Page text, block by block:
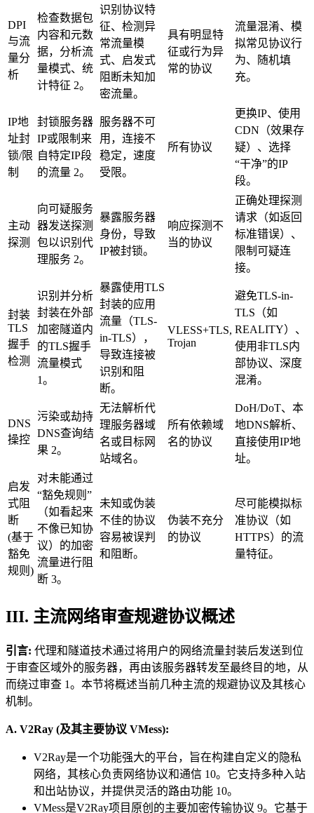
DPI
与流
量分
析
检查数据包
内容和元数
据，分析流
量模式、统
计特征 2。
识别协议特
征、检测异
常流量模
式、启发式
阻断未知加
密流量。
具有明显特
征或行为异
常的协议
流量混淆、模
拟常见协议行
为、随机填
充。
IP地
址封
锁/限
制
封锁服务器
IP或限制来
自特定IP段
的流量 2。
服务器不可
用，连接不
稳定，速度
受限。
所有协议
更换IP、使用
CDN（效果存
疑）、选择
“干净”的IP
段。
主动
探测
向可疑服务
器发送探测
包以识别代
理服务 2。
暴露服务器
身份，导致
IP被封锁。
响应探测不
当的协议
正确处理探测
请求（如返回
标准错误）、
限制可疑连
接。
封装
TLS
握手
检测
识别并分析
封装在外部
加密隧道内
的TLS握手
流量模式
1。
暴露使用TLS
封装的应用
流量（TLS-
in-TLS），
导致连接被
识别和阻
断。
VLESS+TLS,
Trojan
避免TLS-in-
TLS（如
REALITY）、
使用非TLS内
部协议、深度
混淆。
DNS
操控
污染或劫持
DNS查询结
果 2。
无法解析代
理服务器域
名或目标网
站域名。
所有依赖域
名的协议
DoH/DoT、本
地DNS解析、
直接使用IP地
址。
启发
式阻
断
(基于
豁免
规则)
对未能通过
“豁免规则”
（如看起来
不像已知协
议）的加密
流量进行阻
断 3。
未知或伪装
不佳的协议
容易被误判
和阻断。
伪装不充分
的协议
尽可能模拟标
准协议（如
HTTPS）的流
量特征。
III. 主流网络审查规避协议概述
引言: 代理和隧道技术通过将用户的网络流量封装后发送到位
于审查区域外的服务器，再由该服务器转发至最终目的地，从
而绕过审查 1。本节将概述当前几种主流的规避协议及其核心
机制。
A. V2Ray (及其主要协议 VMess):
V2Ray是一个功能强大的平台，旨在构建自定义的隐私
网络，其核心负责网络协议和通信 10。它支持多种入站
和出站协议，并提供灵活的路由功能 10。
VMess是V2Ray项目原创的主要加密传输协议 9。它基于